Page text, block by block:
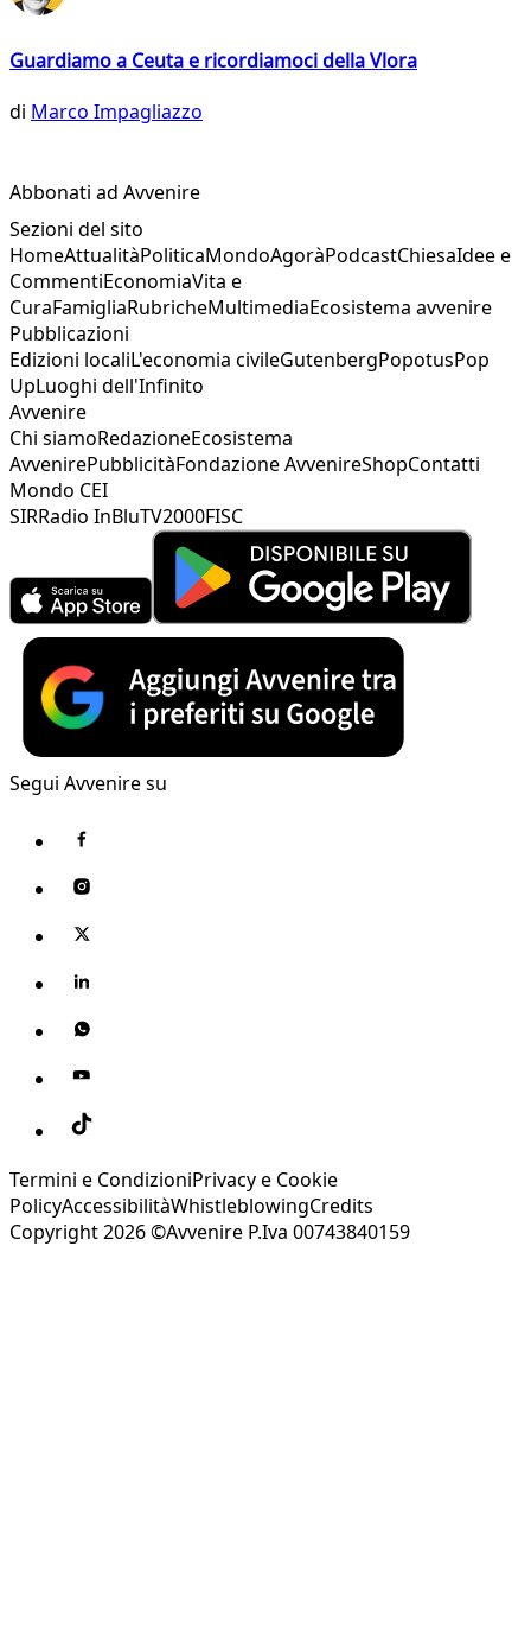
Guardiamo a Ceuta e ricordiamoci della Vlora
di Marco Impagliazzo
Abbonati ad Avvenire
Sezioni del sito
HomeAttualitàPoliticaMondoAgoràPodcastChiesaIdee e
CommentiEconomiaVita e
CuraFamigliaRubricheMultimediaEcosistema avvenire
Pubblicazioni
Edizioni localiL'economia civileGutenbergPopotusPop
UpLuoghi dell'Infinito
Avvenire
Chi siamoRedazioneEcosistema
AvvenirePubblicitàFondazione AvvenireShopContatti
Mondo CEI
SIRRadio InBluTV2000FISC
Segui Avvenire su
Termini e CondizioniPrivacy e Cookie
PolicyAccessibilitàWhistleblowingCredits
Copyright 2026 ©Avvenire P.Iva 00743840159